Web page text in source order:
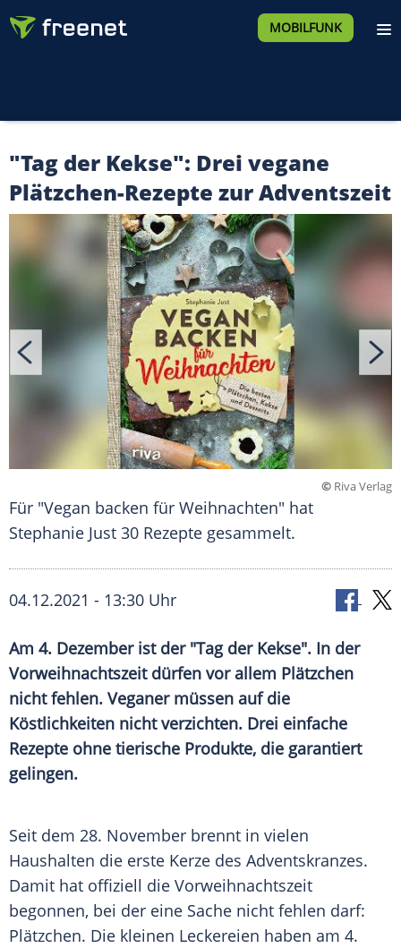
MOBILFUNK
"Tag der Kekse": Drei vegane
Plätzchen-Rezepte zur Adventszeit
© Riva Verlag
Für "Vegan backen für Weihnachten" hat
Stephanie Just 30 Rezepte gesammelt.
04.12.2021 - 13:30 Uhr
Am 4. Dezember ist der "Tag der Kekse". In der
Vorweihnachtszeitdürfen vor allem Plätzchen
nicht fehlen. Veganer müssen auf die
Köstlichkeiten nicht verzichten. Drei einfache
Rezepte ohne tierische Produkte, die garantiert
gelingen.
Seit dem 28. November brennt in vielen
Haushalten die erste Kerze des Adventskranzes.
Damit hat offiziell die Vorweihnachtszeit
begonnen, bei der eine Sache nicht fehlen darf:
Plätzchen. Die kleinen Leckereien haben am 4.